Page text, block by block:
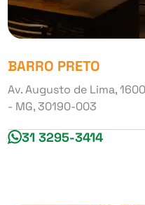
BARRO PRETO
Av. Augusto de Lima,
- MG, 30190-003
31 3295-3414